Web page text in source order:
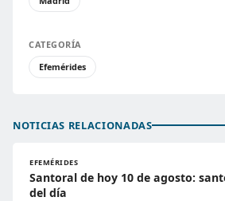
CATEGORÍA
Efemérides
NOTICIAS RELACIONADAS
EFEMÉRIDES
Santoral de hoy 10 de agosto:
del día